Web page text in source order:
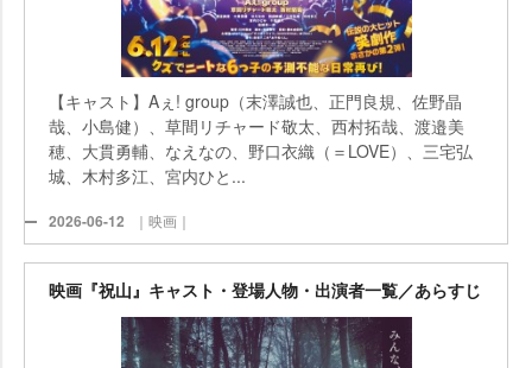
【キャスト】Aぇ! group（末澤誠也、正門良規、佐野晶
哉、小島健）、草間リチャード敬太、西村拓哉、渡邉美
穂、大貫勇輔、なえなの、野口衣織（＝LOVE）、三宅弘
城、木村多江、宮内ひと...
2026-06-12 ｜映画｜
映画『祝山』キャスト・登場人物・出演者一覧／あらすじ